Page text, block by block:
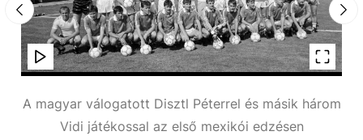
A magyar válogatott Disztl Péterrel és másik három
Vidi játékossal az első mexikói edzésen